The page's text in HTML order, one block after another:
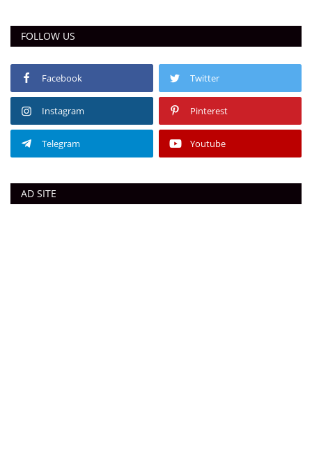
FOLLOW US
Facebook Twitter
Instagram Pinterest
Telegram Youtube
AD SITE